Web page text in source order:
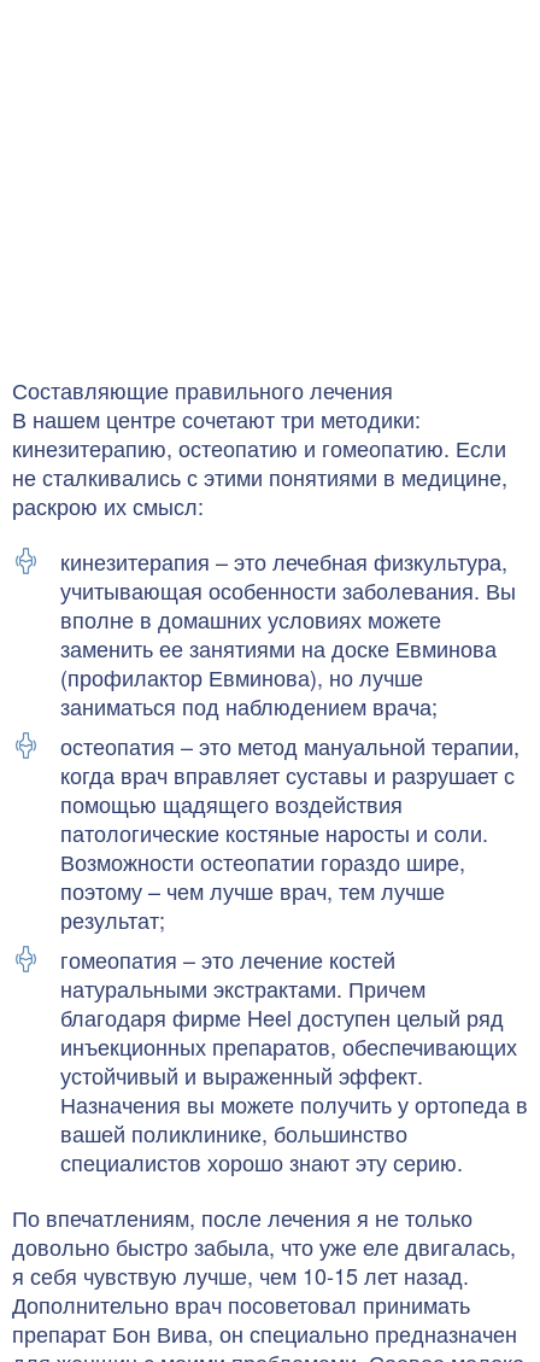
Составляющие правильного лечения
В нашем центре сочетают три методики:
кинезитерапию, остеопатию и гомеопатию. Если
не сталкивались с этими понятиями в медицине,
раскрою их смысл:
кинезитерапия – это лечебная физкультура,
учитывающая особенности заболевания. Вы
вполне в домашних условиях можете
заменить ее занятиями на доске Евминова
(профилактор Евминова), но лучше
заниматься под наблюдением врача;
остеопатия – это метод мануальной терапии,
когда врач вправляет суставы и разрушает с
помощью щадящего воздействия
патологические костяные наросты и соли.
Возможности остеопатии гораздо шире,
поэтому – чем лучше врач, тем лучше
результат;
гомеопатия – это лечение костей
натуральными экстрактами. Причем
благодаря фирме Heel доступен целый ряд
инъекционных препаратов, обеспечивающих
устойчивый и выраженный эффект.
Назначения вы можете получить у ортопеда в
вашей поликлинике, большинство
специалистов хорошо знают эту серию.
По впечатлениям, после лечения я не только
довольно быстро забыла, что уже еле двигалась,
я себя чувствую лучше, чем 10-15 лет назад.
Дополнительно врач посоветовал принимать
препарат Бон Вива, он специально предназначен